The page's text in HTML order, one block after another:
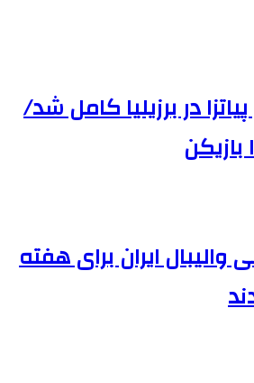
در برزیلیا کامل شد/
والیبال ایران برای هفته